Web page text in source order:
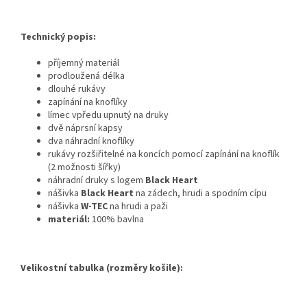
Technický popis:
příjemný materiál
prodloužená délka
dlouhé rukávy
zapínání na knoflíky
límec vpředu upnutý na druky
dvě náprsní kapsy
dva náhradní knoflíky
rukávy rozšiřitelné na koncích pomocí zapínání na knoflík
(2 možnosti šířky)
náhradní druky s logem Black Heart
nášivka Black Heart na zádech, hrudi a spodním cípu
nášivka W-TECna hrudi a paži
materiál: 100% bavlna
Velikostní tabulka (rozměry košile):